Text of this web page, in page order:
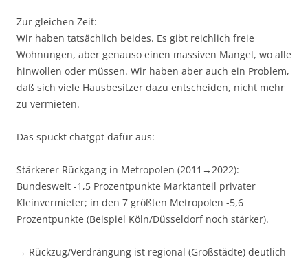
Zur gleichen Zeit:
Wir haben tatsächlich beides. Es gibt reichlich freie
Wohnungen, aber genauso einen massiven Mangel, wo alle
hinwollen oder müssen. Wir haben aber auch ein Problem,
daß sich viele Hausbesitzer dazu entscheiden, nicht mehr
zu vermieten.
Das spuckt chatgpt dafür aus:
Stärkerer Rückgang in Metropolen (2011→2022):
Bundesweit -1,5 Prozentpunkte Marktanteil privater
Kleinvermieter; in den 7 größten Metropolen -5,6
Prozentpunkte (Beispiel Köln/Düsseldorf noch stärker).
→ Rückzug/Verdrängung ist regional (Großstädte) deutlich